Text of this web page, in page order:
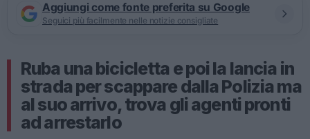
Aggiungi come fonte preferita su Google
Seguici più facilmente nelle notizie consigliate
Ruba una bicicletta e poi la lancia in
strada per scappare dalla Polizia ma
al suo arrivo, trova gli agenti pronti
ad arrestarlo